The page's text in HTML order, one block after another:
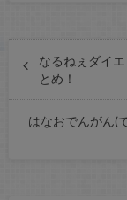
なるねぇダイ
とめ！
はなおでんがん(